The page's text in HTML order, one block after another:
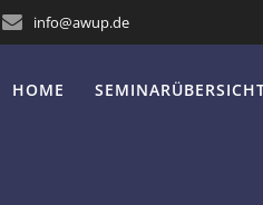
info@awup.de
HOME